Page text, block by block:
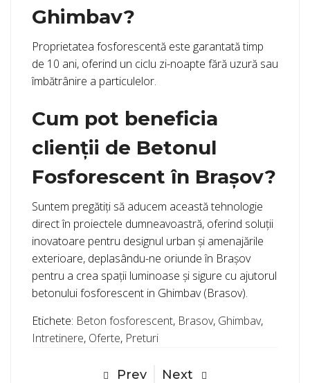
Ghimbav?
Proprietatea fosforescentă este garantată timp
de 10 ani, oferind un ciclu zi-noapte fără uzură sau
îmbătrânire a particulelor.
Cum pot beneficia
clienții de Betonul
Fosforescent în Brașov?
Suntem pregătiți să aducem această tehnologie
direct în proiectele dumneavoastră, oferind soluții
inovatoare pentru designul urban și amenajările
exterioare, deplasându-ne oriunde în Brașov
pentru a crea spații luminoase și sigure cu ajutorul
betonului fosforescent in Ghimbav (Brasov).
Etichete: Beton fosforescent, Brasov, Ghimbav,
Intretinere, Oferte, Preturi
Prev Next